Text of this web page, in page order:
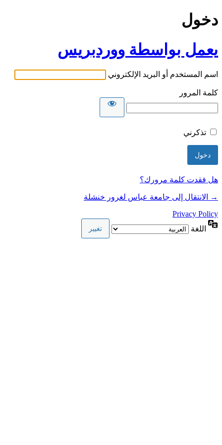
دخول
يعمل بواسطة ووردبريس
اسم المستخدم أو البريد الإلكتروني
كلمة المرور
تذكرني
هل فقدت كلمة مرورك؟
→ الانتقال إلى جامعة عباس لغرور خنشلة
Privacy Policy
اللغة